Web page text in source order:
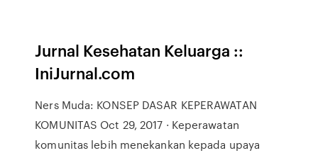
Jurnal Kesehatan Keluarga ::
IniJurnal.com
Ners Muda: KONSEP DASAR KEPERAWATAN
KOMUNITAS Oct 29, 2017 · Keperawatan
komunitas lebih menekankan kepada upaya